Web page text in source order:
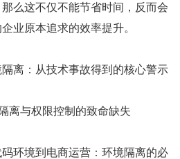
么这不仅不能节省时间，反而会
业原本追求的效率提升。
隔离：从技术事故得到的核心警示
离与权限控制的致命缺失
码环境到电商运营：环境隔离的必